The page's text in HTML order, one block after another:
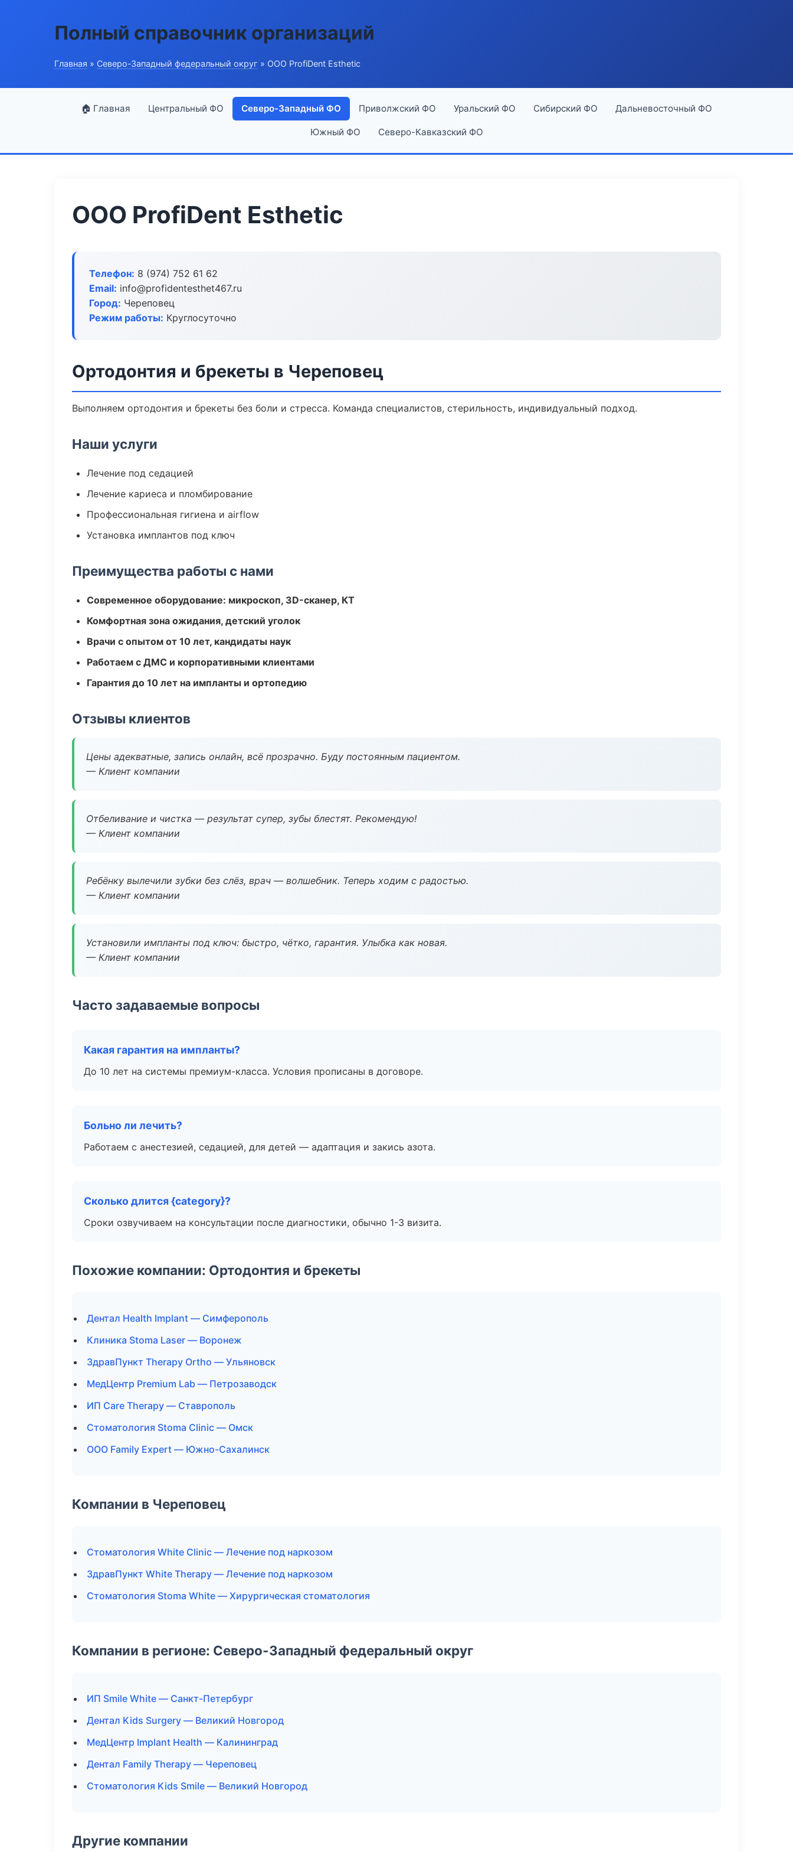
Полный справочник организаций
Главная » Северо-Западный федеральный округ » ООО ProfiDent Esthetic
🏠 Главная Центральный ФО Северо-Западный ФО Приволжский ФО Уральский ФО Сибирский ФО Дальневосточный ФО
Южный ФО Северо-Кавказский ФО
ООО ProfiDent Esthetic
Телефон: 8 (974) 752 61 62
Email: info@profidentesthet467.ru
Город: Череповец
Режим работы: Круглосуточно
Ортодонтия и брекеты в Череповец
Выполняем ортодонтия и брекеты без боли и стресса. Команда специалистов, стерильность, индивидуальный подход.
Наши услуги
Лечение под седацией
Лечение кариеса и пломбирование
Профессиональная гигиена и airflow
Установка имплантов под ключ
Преимущества работы с нами
Современное оборудование: микроскоп, 3D-сканер, КТ
Комфортная зона ожидания, детский уголок
Врачи с опытом от 10 лет, кандидаты наук
Работаем с ДМС и корпоративными клиентами
Гарантия до 10 лет на импланты и ортопедию
Отзывы клиентов
Цены адекватные, запись онлайн, всё прозрачно. Буду постоянным пациентом.
— Клиент компании
Отбеливание и чистка — результат супер, зубы блестят. Рекомендую!
— Клиент компании
Ребёнку вылечили зубки без слёз, врач — волшебник. Теперь ходим с радостью.
— Клиент компании
Установили импланты под ключ: быстро, чётко, гарантия. Улыбка как новая.
— Клиент компании
Часто задаваемые вопросы
Какая гарантия на импланты?
До 10 лет на системы премиум-класса. Условия прописаны в договоре.
Больно ли лечить?
Работаем с анестезией, седацией, для детей — адаптация и закись азота.
Сколько длится {category}?
Сроки озвучиваем на консультации после диагностики, обычно 1-3 визита.
Похожие компании: Ортодонтия и брекеты
Дентал Health Implant — Симферополь
Клиника Stoma Laser — Воронеж
ЗдравПункт Therapy Ortho — Ульяновск
МедЦентр Premium Lab — Петрозаводск
ИП Care Therapy — Ставрополь
Стоматология Stoma Clinic — Омск
ООО Family Expert — Южно-Сахалинск
Компании в Череповец
Стоматология White Clinic — Лечение под наркозом
ЗдравПункт White Therapy — Лечение под наркозом
Стоматология Stoma White — Хирургическая стоматология
Компании в регионе: Северо-Западный федеральный округ
ИП Smile White — Санкт-Петербург
Дентал Kids Surgery — Великий Новгород
МедЦентр Implant Health — Калининград
Дентал Family Therapy — Череповец
Стоматология Kids Smile — Великий Новгород
Другие компании